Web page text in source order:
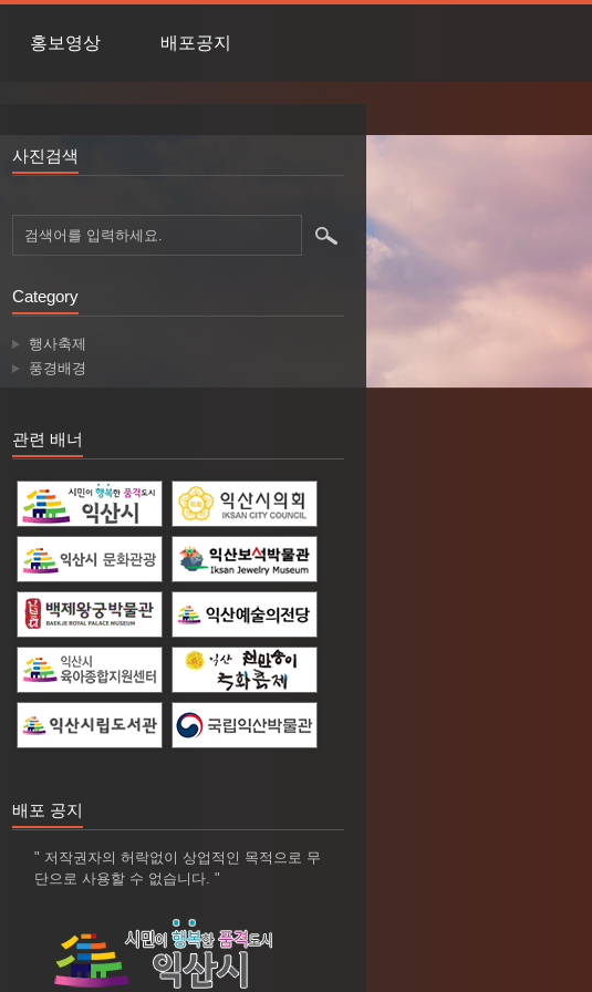
홍보영상 배포공지
사진검색
Category
행사축제
풍경배경
관련 배너
배포 공지
" 저작권자의 허락없이 상업적인 목적으로 무
단으로 사용할 수 없습니다. "